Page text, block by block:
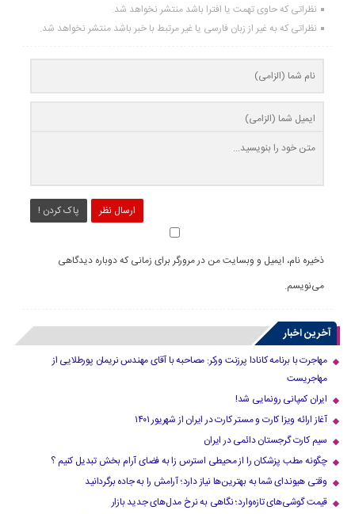
نظراتی که حاوی تهمت یا افترا باشد منتشر نخواهد شد.
نظراتی که به غیر از زبان فارسی یا غیر مرتبط با خبر باشد منتشر نخواهد شد.
ارسال نظر پاک کردن !
ذخیره نام، ایمیل و وبسایت من در مرورگر برای زمانی که دوباره دیدگاهی
می‌نویسم.
آخرین اخبار
مهاجرت با برنامه کانادا پرزنت ورکر: مصاحبه با آقای مهندس نریمان پورطلایی از
مهاجریست
ایران کمپانی رونمایی شد!
آغاز ارائه ویزا کارت و مستر کارت در ایران از شهریور ۱۴۰۱
سیم کارت گرجستان دائمی در ایران
چگونه مطب پزشکان را از محیطی استرس زا به فضای آرام بخش تبدیل کنیم ؟
وقتی هیوندای شما به بهترین‌ها نیاز دارد؛ آرامش را به جاده برگردانید
قیمت گوشی‌های تازه‌وارد؛ نگاهی به نرخ مدل‌های جدید بازار